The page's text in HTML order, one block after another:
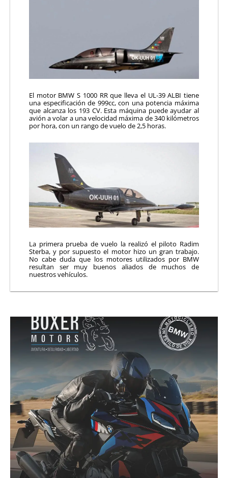
El motor BMW S 1000 RR que lleva el UL-39 ALBI tiene
una especificación de 999cc, con una potencia máxima
que alcanza los 193 CV. Esta máquina puede ayudar al
avión a volar a una velocidad máxima de 340 kilómetros
por hora, con un rango de vuelo de 2,5 horas.
La primera prueba de vuelo la realizó el piloto Radim
Sterba, y por supuesto el motor hizo un gran trabajo.
No cabe duda que los motores utilizados por BMW
resultan ser muy buenos aliados de muchos de
nuestros vehículos.